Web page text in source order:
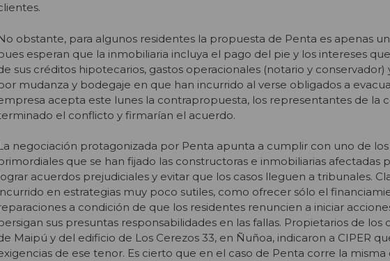
obstante, para algunos residentes la propuesta de Penta es apenas
esperan que la inmobiliaria incluya el pago del pie y los intereses
sus créditos hipotecarios, gastos operacionales (notario y conservador)
mudanza y bodegaje en que han incurrido al verse obligados a
acepta este lunes la contrapropuesta, los representantes de la
el conflicto y firmarían el acuerdo.
negociación protagonizada por Penta apunta a cumplir con uno de
que se han fijado las constructoras e inmobiliarias afectadas
acuerdos prejudiciales y evitar que los casos lleguen a tribunales.
en estrategias muy poco sutiles, como ofrecer sólo el
a condición de que los residentes renuncien a iniciar
sus presuntas responsabilidades en las fallas. Propietarios de los
Maipú y del edificio de Los Cerezos 33, en Ñuñoa, indicaron a CIPER
de ese tenor. Es cierto que en el caso de Penta corre la